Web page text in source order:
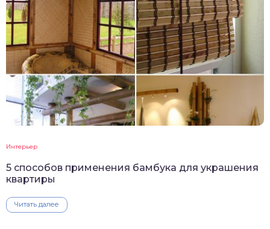
Интерьер
5 способов применения бамбука для украшения
квартиры
Читать далее